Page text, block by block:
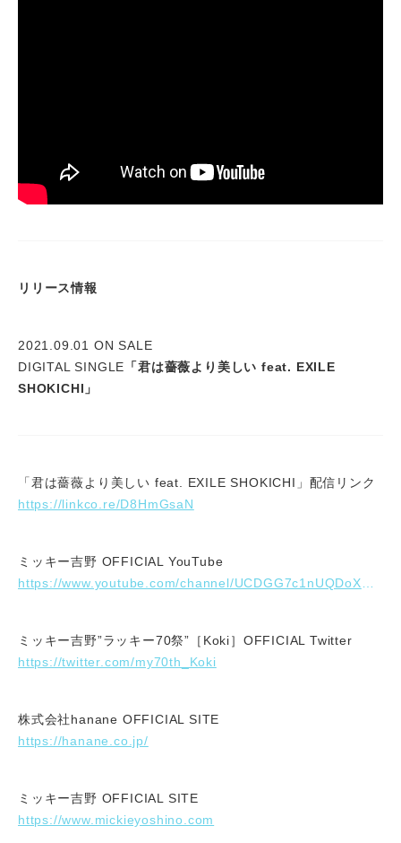
リリース情報
2021.09.01 ON SALE
DIGITAL SINGLE 「君は薔薇より美しい feat. EXILE
SHOKICHI」
「君は薔薇より美しい feat. EXILE SHOKICHI」配信リンク
https://linkco.re/D8HmGsaN
ミッキー吉野 OFFICIAL YouTube
ミッキー吉野”ラッキー70祭”［Koki］OFFICIAL Twitter
https://twitter.com/my70th_Koki
株式会社hanane OFFICIAL SITE
https://hanane.co.jp/
ミッキー吉野 OFFICIAL SITE
https://www.mickieyoshino.com